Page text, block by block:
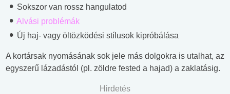
Sokszor van rossz hangulatod
Alvási problémák
Új haj- vagy öltözködési stílusok kipróbálása
A kortársak nyomásának sok jele más dolgokra is utalhat, az
egyszerű lázadástól (pl. zöldre fested a hajad) a zaklatásig.
Hirdetés